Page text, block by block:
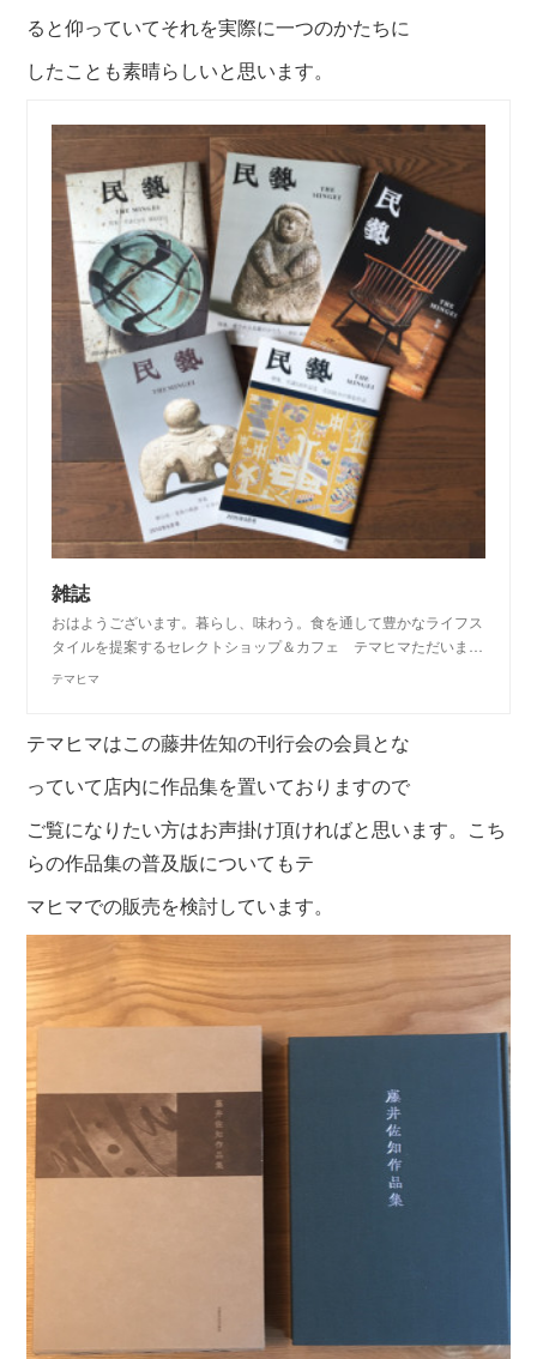
ると仰っていてそれを実際に一つのかたちに
したことも素晴らしいと思います。
雑誌
おはようございます。暮らし、味わう。食を通して豊かなライフス
タイルを提案するセレクトショップ＆カフェ テマヒマただいま…
テマヒマ
テマヒマはこの藤井佐知の刊行会の会員とな
っていて店内に作品集を置いておりますので
ご覧になりたい方はお声掛け頂ければと思います。 こち
らの作品集の普及版についてもテ
マヒマでの販売を検討しています。